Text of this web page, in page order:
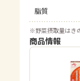
脂質
※野菜摂取量はき
商品情報